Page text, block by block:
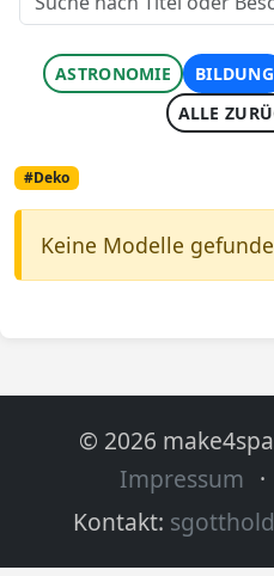
ASTRONOMIE BILDUNG
ALLE
#Deko
Keine Modelle
© 2026
Impressum ·
Kontakt: